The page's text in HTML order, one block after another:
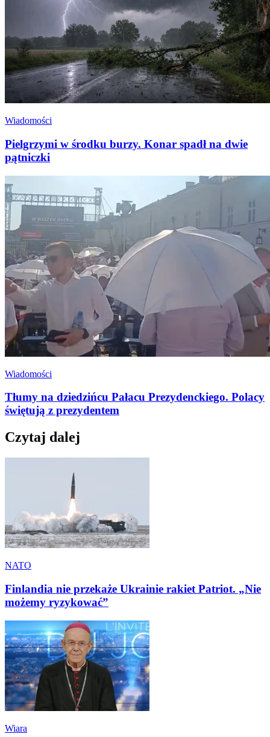
Wiadomości
Pielgrzymi w środku burzy. Konar spadł na dwie
pątniczki
Wiadomości
Tłumy na dziedzińcu Pałacu Prezydenckiego. Polacy
świętują z prezydentem
Czytaj dalej
NATO
Finlandia nie przekaże Ukrainie rakiet Patriot. „Nie
możemy ryzykować”
Wiara